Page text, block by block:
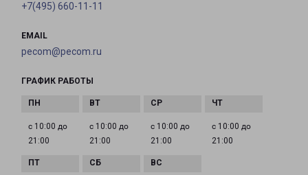
+7(495) 660-11-11
EMAIL
pecom@pecom.ru
ГРАФИК РАБОТЫ
с 10:00 до
21:00
с 10:00 до
21:00
с 10:00 до
21:00
с 10:00 до
21:00